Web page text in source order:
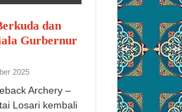
dan
Gurbernur
2025
Archery –
Losari kembali